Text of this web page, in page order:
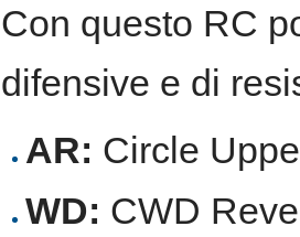
Con questo RC
difensive e di
AR: Circle
WD: CWD